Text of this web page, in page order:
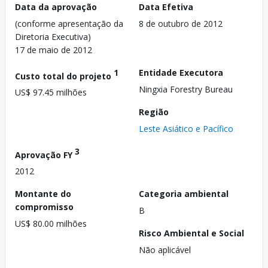
Data da aprovação
(conforme apresentação da
Diretoria Executiva)
17 de maio de 2012
Data Efetiva
8 de outubro de 2012
Custo total do projeto 1
US$ 97.45 milhões
Entidade Executora
Ningxia Forestry Bureau
Região
Leste Asiático e Pacífico
Aprovação FY3
2012
Montante do
compromisso
US$ 80.00 milhões
Categoria ambiental
B
Risco Ambiental e Social
Não aplicável